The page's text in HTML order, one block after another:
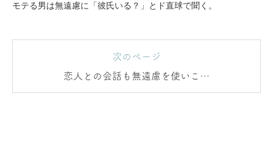
モテる男は無遠慮に「彼氏いる？」とド直球で聞く。
次のページ
恋人との会話も無遠慮を使いこな
そう